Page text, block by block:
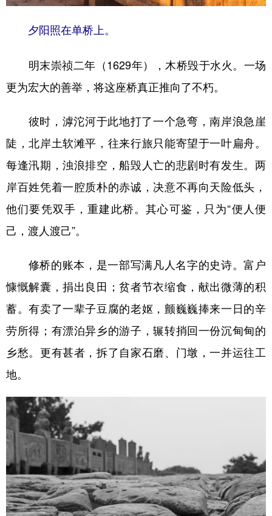
夕阳照在单桥上。
明末崇祯二年（1629年），木桥毁于水火。一场
更为宏大的善举，将这座桥真正推向了不朽。
彼时，滹沱河于此地打了一个急弯，南岸浪急崖
陡，北岸土软滩平，往来行旅只能寄望于一叶扁舟。
每逢汛期，浊浪排空，船毁人亡的悲剧时有发生。两
岸百姓凭着一腔质朴的赤诚，决意不再向天险低头，
他们要凭双手，重建此桥。其心可鉴，只为“便人便
己，渡人渡己”。
修桥的账本，是一部写满凡人名字的史诗。富户
慷慨解囊，捐出良田；贫者节衣缩食，献出微薄的积
蓄。有卖了一辈子豆腐的老妪，颤巍巍捧来一日的辛
劳所得；有漂泊异乡的游子，辗转捎回一份沉甸甸的
乡愁。更有甚者，拆了自家石磨、门墩，一并运往工
地。